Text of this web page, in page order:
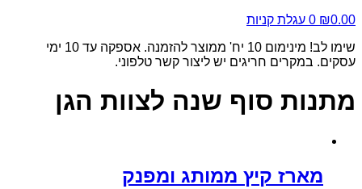
₪0.00
0 עגלת קניות
שימו לב! מינימום 10 יח' ממוצר להזמנה. אספקה עד 10 ימי
עסקים. במקרים חריגים יש ליצור קשר טלפוני.
מתנות סוף שנה לצוות הגן
מארז קיץ ממותג ומפנק